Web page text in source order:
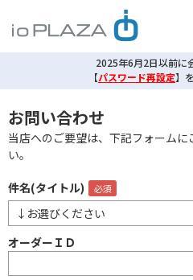
2025年6月2日以前に
【パスワード再設定】
お問い合わせ
当店へのご要望は、下記フォーム
い。
件名(タイトル)
オーダーＩＤ